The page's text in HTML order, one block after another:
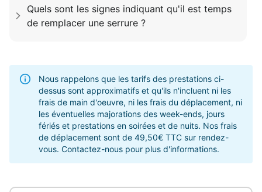
Quels sont les signes indiquant qu'il est temps
de remplacer une serrure ?
Nous rappelons que les tarifs des prestations ci-
dessus sont approximatifs et qu'ils n'incluent ni les
frais de main d'oeuvre, ni les frais du déplacement, ni
les éventuelles majorations des week-ends, jours
fériés et prestations en soirées et de nuits. Nos frais
de déplacement sont de 49,50€ TTC sur rendez-
vous. Contactez-nous pour plus d'informations.